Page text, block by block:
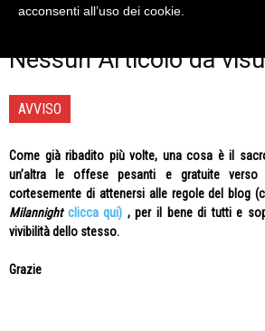
Nessun Articolo da
AVVISO
Come già ribadito più volte, una cosa è il
un’altra le offese pesanti e gratuite verso
cortesemente di attenersi alle regole del blog
Milannight clicca qui) , per il bene di tutti e
vivibilità dello stesso.
Grazie
acconsenti all’uso dei cookie.